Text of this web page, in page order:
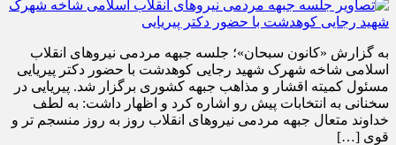
به گزارش «کانون سبحان»؛ جلسه جبهه مردمی نیروهای انقلاب
اسلامی شاخه شهرک شهید رجایی کوهدشت با حضور دکتر پیریایی
مسئول کمیته اقشار و مذاهب جبهه کشوری برگزار شد. پیریایی در
سخنانی به انتخابات پیش رو اشاره کرد و اظهار داشت: به لطف
خداوند متعال جبهه مردمی نیروهای انقلاب روز به روز منسجم تر و
قوی […]